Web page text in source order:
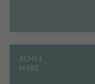
#CH51
MARE